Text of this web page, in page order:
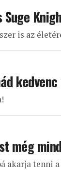
Suge
is az
még
akarja tenni